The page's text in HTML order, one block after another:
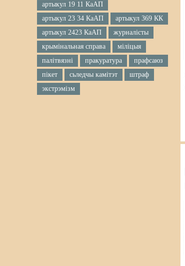
артыкул 19 11 КаАП
артыкул 23 34 КаАП
артыкул 369 КК
артыкул 2423 КаАП
журналісты
крымінальная справа
міліцыя
палітвязні
пракуратура
прафсаюз
пікет
сьледчы камітэт
штраф
экстрэмізм